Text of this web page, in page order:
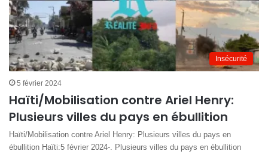
Insécurité
5 février 2024
Haïti/Mobilisation contre Ariel Henry:
Plusieurs villes du pays en ébullition
Haïti/Mobilisation contre Ariel Henry: Plusieurs villes du pays en
ébullition Haïti:5 février 2024-. Plusieurs villes du pays en ébullition